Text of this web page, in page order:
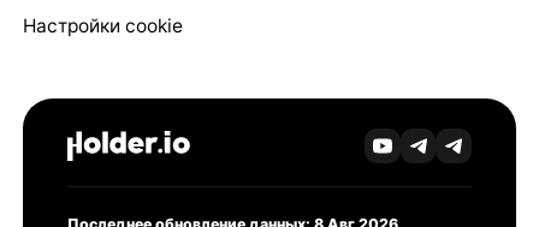
Настройки cookie